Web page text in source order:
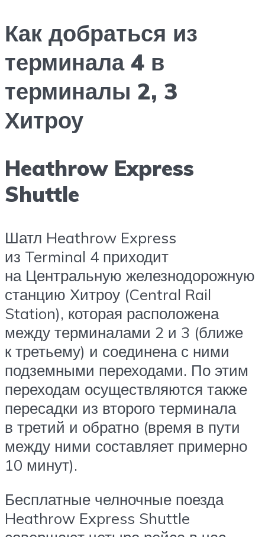
Как добраться из
терминала 4 в
терминалы 2, 3
Хитроу
Heathrow Express
Shuttle
Шатл Heathrow Express
из Terminal 4 приходит
на Центральную железнодорожную
станцию Хитроу (Central Rail
Station), которая расположена
между терминалами 2 и 3 (ближе
к третьему) и соединена с ними
подземными переходами. По этим
переходам осуществляются также
пересадки из второго терминала
в третий и обратно (время в пути
между ними составляет примерно
10 минут).
Бесплатные челночные поезда
Heathrow Express Shuttle